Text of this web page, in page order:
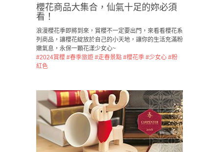
櫻花商品大集合，仙氣十足的妳必須
看！
浪漫櫻花季即將到來，賞櫻不一定要出門，來看看櫻花系
列商品，讓櫻花綻放於自己的小天地，讓你的生活充滿粉
嫩氣息，永保一顆花漾少女心~
#2024賞櫻 #春季旅遊 #走春景點 #櫻花季 #少女心 #粉
紅色